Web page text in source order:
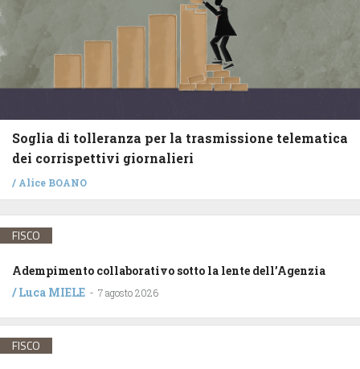
Soglia di tolleranza per la trasmissione telematica
dei corrispettivi giornalieri
/ Alice BOANO
FISCO
Adempimento collaborativo sotto la lente dell’Agenzia
/Luca MIELE - 7 agosto 2026
FISCO